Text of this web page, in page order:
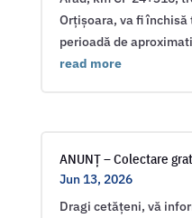
Orțișoara, va fi
perioadă de
read more
ANUNȚ – Colectare
Jun 13, 2026
Dragi cetățeni, vă